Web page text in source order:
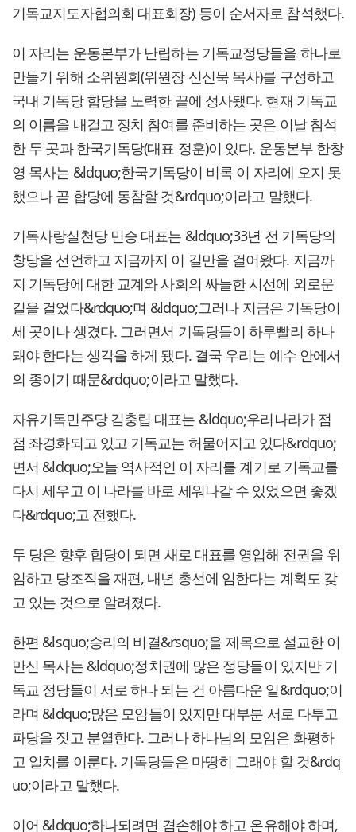
기독교지도자협의회 대표회장) 등이 순서자로 참석했다.
이 자리는 운동본부가 난립하는 기독교정당들을 하나로
만들기 위해 소위원회(위원장 신신묵 목사)를 구성하고
국내 기독당 합당을 노력한 끝에 성사됐다. 현재 기독교
의 이름을 내걸고 정치 참여를 준비하는 곳은 이날 참석
한 두 곳과 한국기독당(대표 정훈)이 있다. 운동본부 한창
영 목사는 &ldquo;한국기독당이 비록 이 자리에 오지 못
했으나 곧 합당에 동참할 것&rdquo;이라고 말했다.
기독사랑실천당 민승 대표는 &ldquo;33년 전 기독당의
창당을 선언하고 지금까지 이 길만을 걸어왔다. 지금까
지 기독당에 대한 교계와 사회의 싸늘한 시선에 외로운
길을 걸었다&rdquo;며 &ldquo;그러나 지금은 기독당이
세 곳이나 생겼다. 그러면서 기독당들이 하루빨리 하나
돼야 한다는 생각을 하게 됐다. 결국 우리는 예수 안에서
의 종이기 때문&rdquo;이라고 말했다.
자유기독민주당 김충립 대표는 &ldquo;우리나라가 점
점 좌경화되고 있고 기독교는 허물어지고 있다&rdquo;
면서 &ldquo;오늘 역사적인 이 자리를 계기로 기독교를
다시 세우고 이 나라를 바로 세워나갈 수 있었으면 좋겠
다&rdquo;고 전했다.
두 당은 향후 합당이 되면 새로 대표를 영입해 전권을 위
임하고 당조직을 재편, 내년 총선에 임한다는 계획도 갖
고 있는 것으로 알려졌다.
한편 &lsquo;승리의 비결&rsquo;을 제목으로 설교한 이
만신 목사는 &ldquo;정치권에 많은 정당들이 있지만 기
독교 정당들이 서로 하나 되는 건 아름다운 일&rdquo;이
라며 &ldquo;많은 모임들이 있지만 대부분 서로 다투고
파당을 짓고 분열한다. 그러나 하나님의 모임은 화평하
고 일치를 이룬다. 기독당들은 마땅히 그래야 할 것&rdq
uo;이라고 말했다.
이어 &ldquo;하나되려면 겸손해야 하고 온유해야 하며,